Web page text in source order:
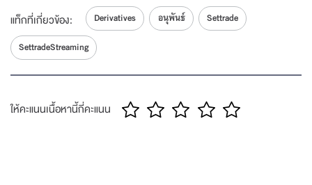
แท็กที่เกี่ยวข้อง: Derivatives อนุพันธ์
Settrade
SettradeStreaming
ให้คะแนนเนื้อหานี้กี่คะแนน